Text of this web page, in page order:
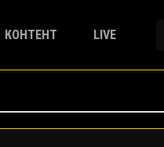
КОНТЕНТ LIVE